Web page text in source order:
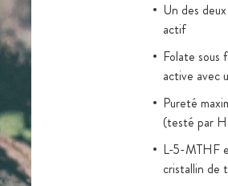
Un des
actif
Folate sous
active avec
Pureté
(testé par
L-5-MTHF
cristallin de